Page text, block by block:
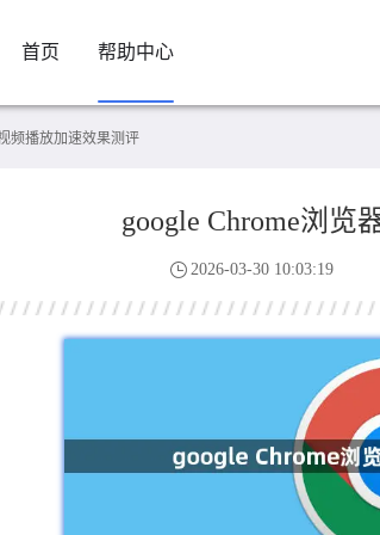
首页 帮助中心
频播放加速效果测评
google Chrome浏览
2026-03-30 10:03:19